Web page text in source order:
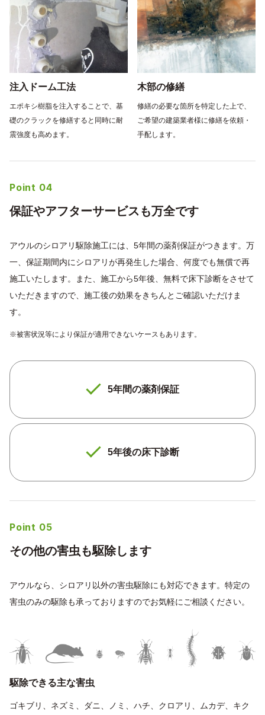
ホーム
選ばれる理由
サービス
床下調査・診断 シロアリ駆除
お客様の声
無料シロアリ相談
スタッフ紹介 採用情報
注入ドーム工法
エポキシ樹脂を注入することで、基
礎のクラックを修繕すると同時に耐
震強度も高めます。
木部の修繕
修繕の必要な箇所を特定した上で、
ご希望の建築業者様に修繕を依頼・
手配します。
Point 04
保証やアフターサービスも万全です
アウルのシロアリ駆除施工には、5年間の薬剤保証がつきます。万
一、保証期間内にシロアリが再発生した場合、何度でも無償で再
施工いたします。また、施工から5年後、無料で床下診断をさせて
いただきますので、施工後の効果をきちんとご確認いただけま
す。
※被害状況等により保証が適用できないケースもあります。
5年間の薬剤保証
5年後の床下診断
Point 05
その他の害虫も駆除します
アウルなら、シロアリ以外の害虫駆除にも対応できます。特定の
害虫のみの駆除も承っておりますのでお気軽にご相談ください。
駆除できる主な害虫
ゴキブリ、ネズミ、ダニ、ノミ、ハチ、クロアリ、ムカデ、キク